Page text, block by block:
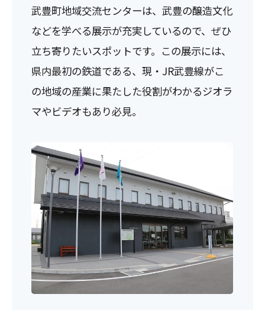
武豊町地域交流センターは、武豊の醸造文化
などを学べる展示が充実しているので、ぜひ
立ち寄りたいスポットです。この展示には、
県内最初の鉄道である、現・JR武豊線がこ
の地域の産業に果たした役割がわかるジオラ
マやビデオもあり必見。